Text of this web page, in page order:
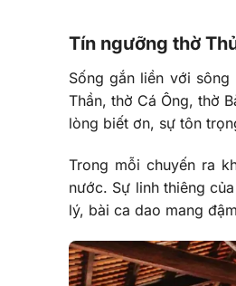
Tín ngưỡng thờ
Sống gắn liền với
Thần, thờ Cá Ông, thờ
lòng biết ơn, sự tôn
Trong mỗi chuyến ra
nước. Sự linh thiêng
lý, bài ca dao mang